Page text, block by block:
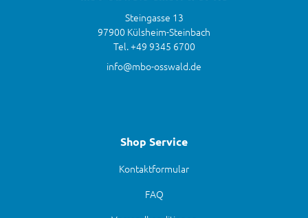
Steingasse 13
97900 Külsheim-Steinbach
Tel. +49 9345 6700
info@mbo-osswald.de
Shop Service
Kontaktformular
FAQ